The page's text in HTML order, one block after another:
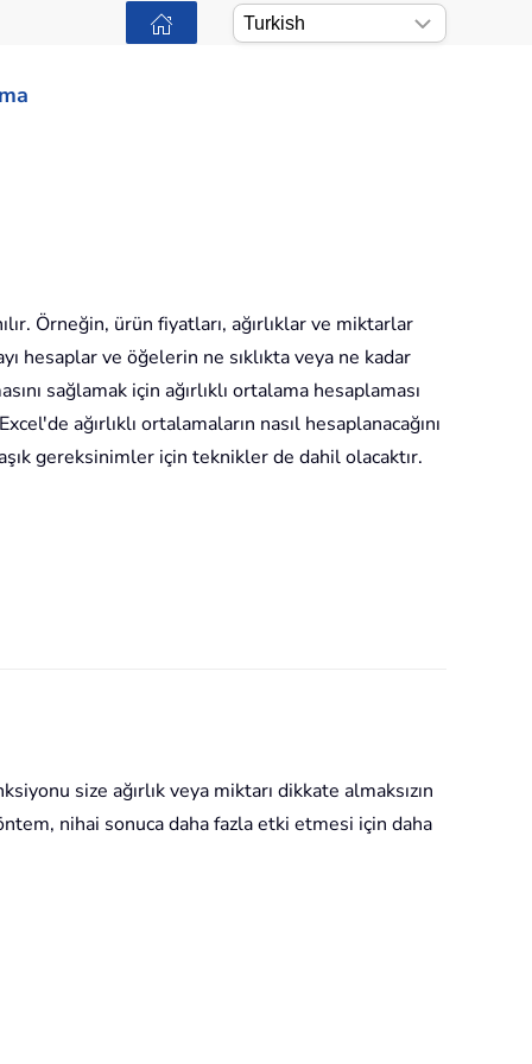
Örneğin, ürün fiyatları, ağırlıklar ve miktarlar
hesaplar ve öğelerin ne sıklıkta veya ne kadar
sağlamak için ağırlıklı ortalama hesaplaması
ağırlıklı ortalamaların nasıl hesaplanacağını
gereksinimler için teknikler de dahil olacaktır.
size ağırlık veya miktarı dikkate almaksızın
nihai sonuca daha fazla etki etmesi için daha